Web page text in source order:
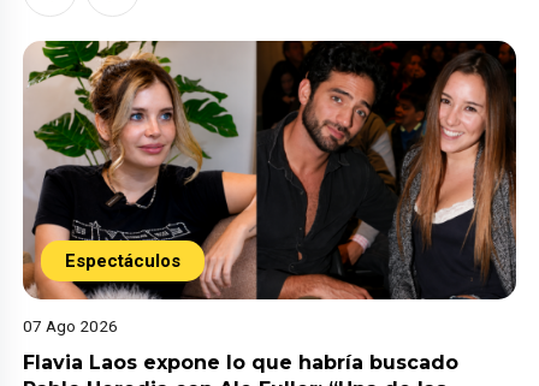
Espectáculos
07 Ago 2026
Flavia Laos expone lo que habría buscado